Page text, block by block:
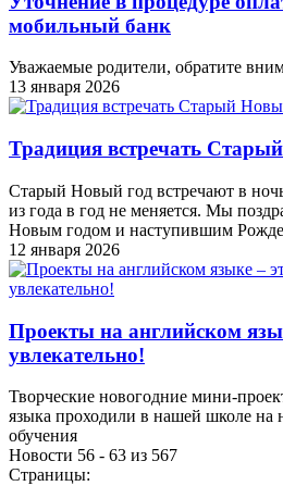
мобильный банк
Уважаемые родители, обратите
13 января 2026
Традиция встречать
Старый Новый год встречают в
из года в год не меняется. Мы
Новым годом и наступившим
12 января 2026
Проекты на английском
увлекательно!
Творческие новогодние мини-
языка проходили в нашей школе на
обучения
Новости 56 - 63 из 567
Страницы: